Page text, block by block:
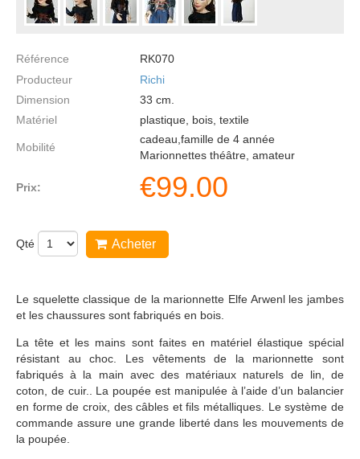
Référence
RK070
Producteur
Richi
Dimension
33 cm.
Matériel
plastique, bois, textile
Mobilité
cadeau,famille de 4 année
Marionnettes théâtre, amateur
Prix: €99.00
Qté Acheter
Le squelette classique de la marionnette Elfe Arwenl les jambes
et les chaussures sont fabriqués en bois.
La tête et les mains sont faites en matériel élastique spécial
résistant au choc. Les vêtements de la marionnette sont
fabriqués à la main avec des matériaux naturels de lin, de
coton, de cuir.. La poupée est manipulée à l’aide d’un balancier
en forme de croix, des câbles et fils métalliques. Le système de
commande assure une grande liberté dans les mouvements de
la poupée.